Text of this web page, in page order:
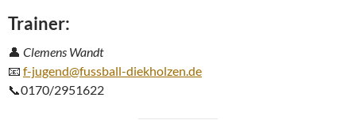
Trainer:
👤 Clemens Wandt
📧 f-jugend@fussball-diekholzen.de
📞0170/2951622